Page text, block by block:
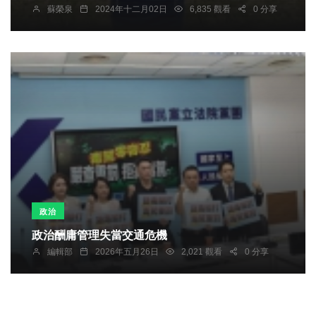
蘇榮泉 2024年十二月02日 6,835 觀看 0 分享
政治
政治酬庸管理失當交通危機
編輯部 2026年五月26日 2,021 觀看 0 分享